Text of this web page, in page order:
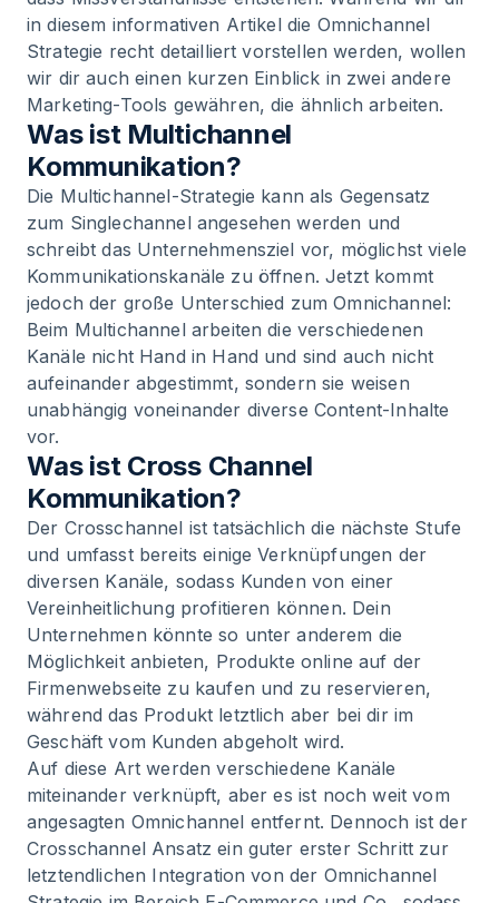
in diesem informativen Artikel die Omnichannel
Strategie recht detailliert vorstellen werden, wollen
wir dir auch einen kurzen Einblick in zwei andere
Marketing-Tools gewähren, die ähnlich arbeiten.
Was ist Multichannel
Kommunikation?
Die Multichannel-Strategie kann als Gegensatz
zum Singlechannel angesehen werden und
schreibt das Unternehmensziel vor, möglichst viele
Kommunikationskanäle zu öffnen. Jetzt kommt
jedoch der große Unterschied zum Omnichannel:
Beim Multichannel arbeiten die verschiedenen
Kanäle nicht Hand in Hand und sind auch nicht
aufeinander abgestimmt, sondern sie weisen
unabhängig voneinander diverse Content-Inhalte
vor.
Was ist Cross Channel
Kommunikation?
Der Crosschannel ist tatsächlich die nächste Stufe
und umfasst bereits einige Verknüpfungen der
diversen Kanäle, sodass Kunden von einer
Vereinheitlichung profitieren können. Dein
Unternehmen könnte so unter anderem die
Möglichkeit anbieten, Produkte online auf der
Firmenwebseite zu kaufen und zu reservieren,
während das Produkt letztlich aber bei dir im
Geschäft vom Kunden abgeholt wird.
Auf diese Art werden verschiedene Kanäle
miteinander verknüpft, aber es ist noch weit vom
angesagten Omnichannel entfernt. Dennoch ist der
Crosschannel Ansatz ein guter erster Schritt zur
letztendlichen Integration von der Omnichannel